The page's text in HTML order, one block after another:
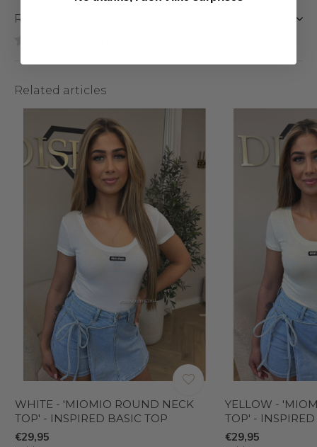
Reviews
Related articles
WHITE - 'MIOMIO ROUND NECK
TOP' - INSPIRED BASIC TOP
€29,95
YELLOW -
TOP' -
€29,95